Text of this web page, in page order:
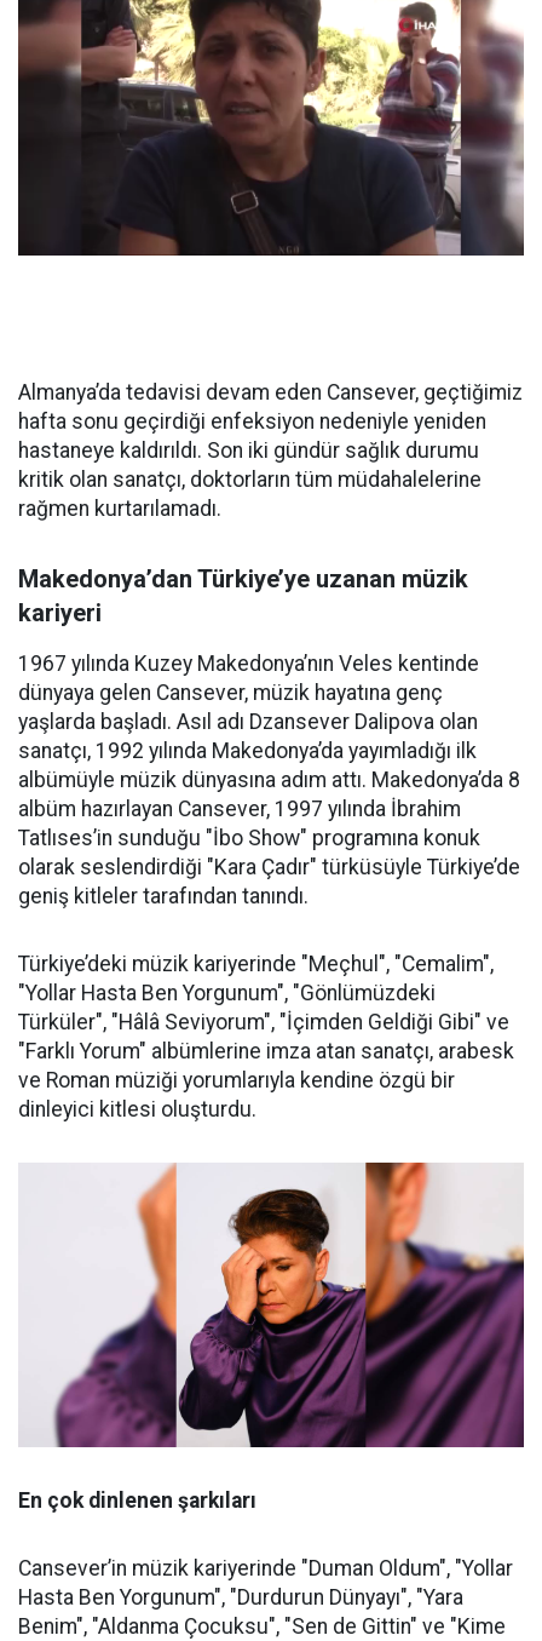
Almanya’da tedavisi devam eden Cansever, geçtiğimiz
hafta sonu geçirdiği enfeksiyon nedeniyle yeniden
hastaneye kaldırıldı. Son iki gündür sağlık durumu
kritik olan sanatçı, doktorların tüm müdahalelerine
rağmen kurtarılamadı.
Makedonya’dan Türkiye’ye uzanan müzik
kariyeri
1967 yılında Kuzey Makedonya’nın Veles kentinde
dünyaya gelen Cansever, müzik hayatına genç
yaşlarda başladı. Asıl adı Dzansever Dalipova olan
sanatçı, 1992 yılında Makedonya’da yayımladığı ilk
albümüyle müzik dünyasına adım attı. Makedonya’da 8
albüm hazırlayan Cansever, 1997 yılında İbrahim
Tatlıses’in sunduğu "İbo Show" programına konuk
olarak seslendirdiği "Kara Çadır" türküsüyle Türkiye’de
geniş kitleler tarafından tanındı.
Türkiye’deki müzik kariyerinde "Meçhul", "Cemalim",
"Yollar Hasta Ben Yorgunum", "Gönlümüzdeki
Türküler", "Hâlâ Seviyorum", "İçimden Geldiği Gibi" ve
"Farklı Yorum" albümlerine imza atan sanatçı, arabesk
ve Roman müziği yorumlarıyla kendine özgü bir
dinleyici kitlesi oluşturdu.
En çok dinlenen şarkıları
Cansever’in müzik kariyerinde "Duman Oldum", "Yollar
Hasta Ben Yorgunum", "Durdurun Dünyayı", "Yara
Benim", "Aldanma Çocuksu", "Sen de Gittin" ve "Kime